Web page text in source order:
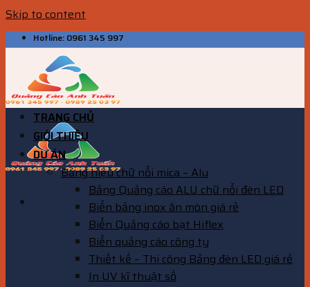
Skip to content
Hotline: 0961 345 997
TRANG CHỦ
GIỚI THIỆU
DỰ ÁN
Bảng hiệu chữ nổi mica – Alu
Bảng Quảng cáo ALU chữ nổi đèn LED
Biển bảng inox ăn mòn giá rẻ
Biển Quảng cáo bạt Hiflex
Biển quảng cáo công ty
Thiết kế – Thi công Bảng đèn LED giá rẻ
In UV kĩ thuật số